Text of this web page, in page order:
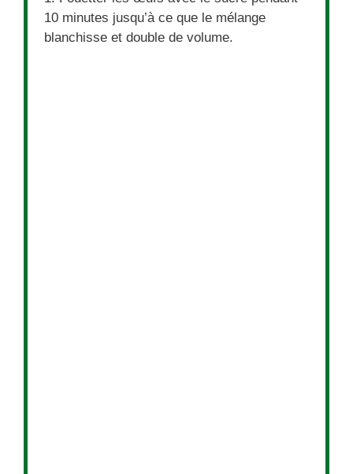
10 minutes jusqu’à ce que le mélange
blanchisse et double de volume.